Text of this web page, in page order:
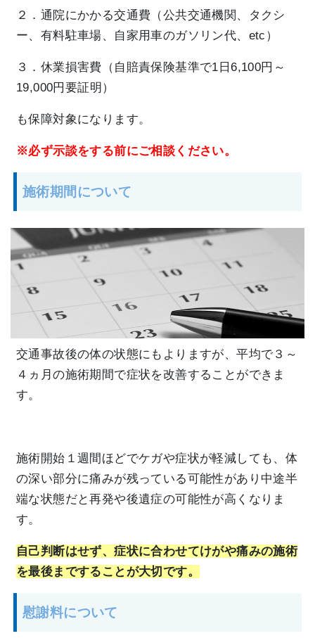
２．通院にかかる交通費（公共交通機関、タクシ
ー、有料駐車場、自家用車のガソリン代、etc）
３．休業損害費（自賠責保険基準で1日6,100円～
19,000円要証明）
も保障対象になります。
※必ず示談をする前にご相談ください。
施術期間について
交通事故後の体の状態にもよりますが、平均で３～
４ヵ月の施術期間で症状を改善することができま
す。
施術開始１週間ほどでケガや症状が軽減しても、体
の深い部分に痛みが残っている可能性があり中途半
端な状態だと再発や後遺症の可能性が高くなりま
す。
自己判断はせず、症状に合わせてけがや痛みの施術
を最後まですることが大切です。
慰謝料について